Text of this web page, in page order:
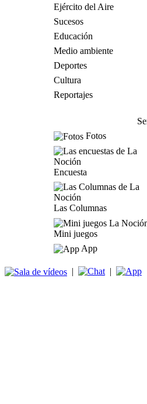
Ejército del Aire
Sucesos
Educación
Medio ambiente
Deportes
Cultura
Reportajes
Fotos
Encuesta
Las Columnas
Mini juegos
App
| |